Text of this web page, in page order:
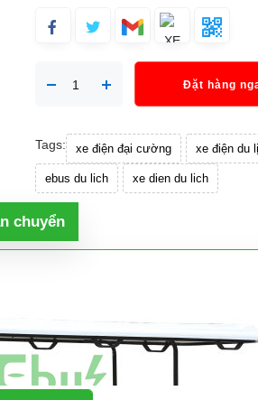
Đặt hàng
Tags: xe điện đại cường xe điện du
ebus du lich xe dien du lich
chuyển